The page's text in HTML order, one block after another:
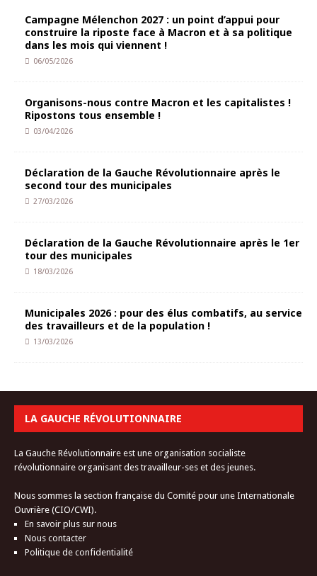
Campagne Mélenchon 2027 : un point d’appui pour
construire la riposte face à Macron et à sa politique
dans les mois qui viennent !
06/05/2026
Organisons-nous contre Macron et les capitalistes !
Ripostons tous ensemble !
03/04/2026
Déclaration de la Gauche Révolutionnaire après le
second tour des municipales
27/03/2026
Déclaration de la Gauche Révolutionnaire après le 1er
tour des municipales
18/03/2026
Municipales 2026 : pour des élus combatifs, au service
des travailleurs et de la population !
13/03/2026
LA GAUCHE RÉVOLUTIONNAIRE
La Gauche Révolutionnaire est une organisation socialiste
révolutionnaire organisant des travailleur-ses et des jeunes.
Nous sommes la section française du Comité pour une Internationale
Ouvrière (CIO/CWI).
En savoir plus sur nous
Nous contacter
Politique de confidentialité